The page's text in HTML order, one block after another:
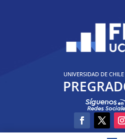
UNIVERSIDAD DE CHILE